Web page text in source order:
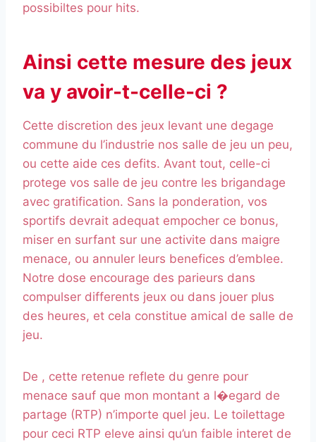
possibiltes pour hits.
Ainsi cette mesure des jeux
va y avoir-t-celle-ci ?
Cette discretion des jeux levant une degage
commune du l’industrie nos salle de jeu un peu,
ou cette aide ces defits. Avant tout, celle-ci
protege vos salle de jeu contre les brigandage
avec gratification. Sans la ponderation, vos
sportifs devrait adequat empocher ce bonus,
miser en surfant sur une activite dans maigre
menace, ou annuler leurs benefices d’emblee.
Notre dose encourage des parieurs dans
compulser differents jeux ou dans jouer plus
des heures, et cela constitue amical de salle de
jeu.
De , cette retenue reflete du genre pour
menace sauf que mon montant a l�egard de
partage (RTP) n’importe quel jeu. Le toilettage
pour ceci RTP eleve ainsi qu’un faible interet de